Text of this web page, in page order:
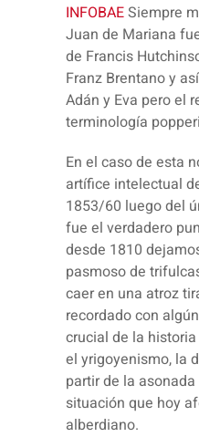
INFOBAESiempre
Juan de Mariana
de Francis
Franz Brentano y
Adán y Eva pero el
terminología
En el caso de esta
artífice intelectual
1853/60 luego del
fue el verdadero
desde 1810
pasmoso de
caer en una atroz
recordado con
crucial de la
el yrigoyenismo, la
partir de la
situación que hoy
alberdiano.